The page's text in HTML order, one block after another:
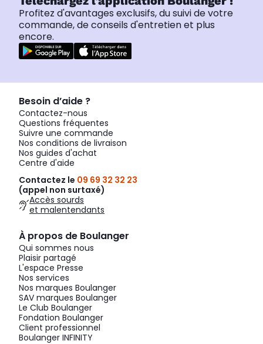
Profitez d'avantages exclusifs, du suivi de votre
commande, de conseils d'entretien et plus
encore.
Besoin d’aide ?
Contactez-nous
Questions fréquentes
Suivre une commande
Nos conditions de livraison
Nos guides d'achat
Centre d'aide
Contactez le 09 69 32 32 23
(appel non surtaxé)
Accès sourds
et malentendants
À propos de Boulanger
Qui sommes nous
Plaisir partagé
L'espace Presse
Nos services
Nos marques Boulanger
SAV marques Boulanger
Le Club Boulanger
Fondation Boulanger
Client professionnel
Boulanger INFINITY